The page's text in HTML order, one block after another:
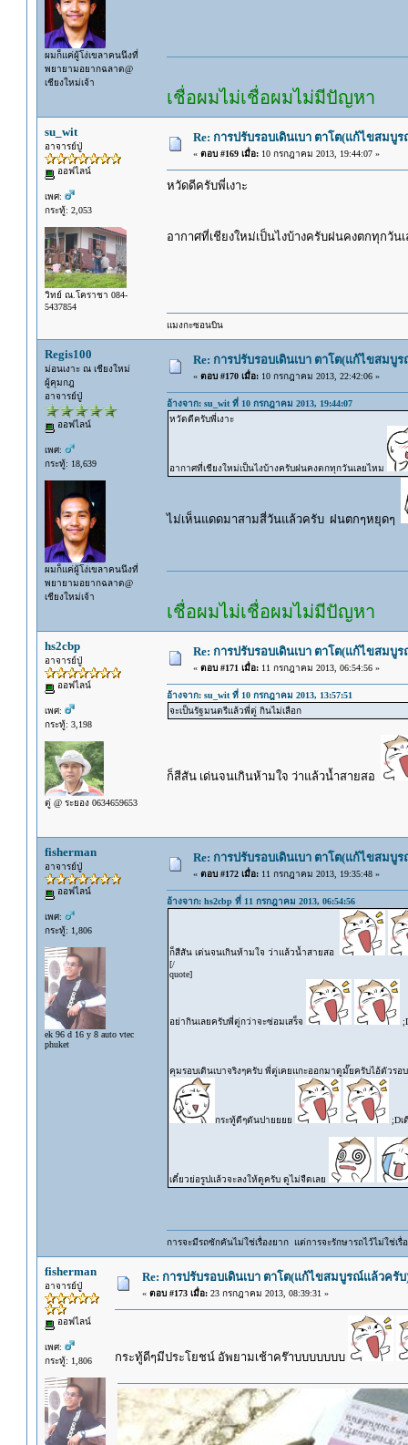
ผมก็แค่ผู้โง่เขลาคนนึงที่
พยายามอยากฉลาด@
เชียงใหม่เจ้า
เชื่อผมไม่เชื่อผมไม่มีปัญหา
su_wit
อาจารย์ปู่
ออฟไลน์
เพศ:
กระทู้: 2,053
วิทย์ ณ.โคราชา 084-
5437854
Re: การปรับรอบเดินเบา ตาโต(แก้ไขสมบู
« ตอบ #169 เมื่อ:10 กรกฎาคม 2013, 19:44:07 »
หวัดดีครับพี่เงาะ
อากาศที่เชียงใหม่เป็นไงบ้างครับฝนคงตกทุกวัน
แมงกะซอนบิน
Regis100
ม่อนเงาะ ณ เชียงใหม่
ผู้คุมกฎ
อาจารย์ปู่
ออฟไลน์
เพศ:
กระทู้: 18,639
ผมก็แค่ผู้โง่เขลาคนนึงที่
พยายามอยากฉลาด@
เชียงใหม่เจ้า
Re: การปรับรอบเดินเบา ตาโต(แก้ไขสมบู
« ตอบ #170 เมื่อ:10 กรกฎาคม 2013, 22:42:06 »
อ้างจาก: su_wit ที่ 10 กรกฎาคม 2013, 19:44:07
หวัดดีครับพี่เงาะ
อากาศที่เชียงใหม่เป็นไงบ้างครับฝนคงตกทุกวันเลยไหม
ไม่เห็นแดดมาสามสี่วันแล้วครับ ฝนตกๆหยุดๆ
เชื่อผมไม่เชื่อผมไม่มีปัญหา
hs2cbp
อาจารย์ปู่
ออฟไลน์
เพศ:
กระทู้: 3,198
ตู่ @ ระยอง 0634659653
Re: การปรับรอบเดินเบา ตาโต(แก้ไขสมบู
« ตอบ #171 เมื่อ:11 กรกฎาคม 2013, 06:54:56 »
อ้างจาก: su_wit ที่ 10 กรกฎาคม 2013, 13:57:51
จะเป็นรัฐมนตรีแล้วพี่ตู่ กินไม่เลือก
ก็สีสัน เด่นจนเกินห้ามใจ ว่าแล้วน้ำสายสอ
fisherman
อาจารย์ปู่
ออฟไลน์
เพศ:
กระทู้: 1,806
ek 96 d 16 y 8 auto vtec
phuket
Re: การปรับรอบเดินเบา ตาโต(แก้ไขสมบู
« ตอบ #172 เมื่อ:11 กรกฎาคม 2013, 19:35:48 »
อ้างจาก: hs2cbp ที่ 11 กรกฎาคม 2013, 06:54:56
ก็สีสัน เด่นจนเกินห้ามใจ ว่าแล้วน้ำสายสอ
[/
quote]
อย่ากินเลยครับพี่ตู่กว่าจะซ่อมเสร็จ
คุมรอบเดินเบาจริงๆครับ พี่ตู่เคยแกะออกมาดูมั๊ยครับไอ้ตัวร
กระทู้ดีๆดันปายยยย ;D
เดี๋ยวย่อรูปแล้วจะลงให้ดูครับ ดูไม่จืดเลย
การจะมีรถซักคันไม่ใช่เรื่องยาก แต่การจะรักษารถไว้ไม่ใช่เรื่
fisherman
อาจารย์ปู่
ออฟไลน์
เพศ:
กระทู้: 1,806
Re: การปรับรอบเดินเบา ตาโต(แก้ไขสมบูรณ์แล้วครั
« ตอบ #173 เมื่อ:23 กรกฎาคม 2013, 08:39:31 »
กระทู้ดีๆมีประโยชน์ อัพยามเช้าคร๊าบบบบบบบ